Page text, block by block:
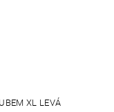
XL LEVÁ